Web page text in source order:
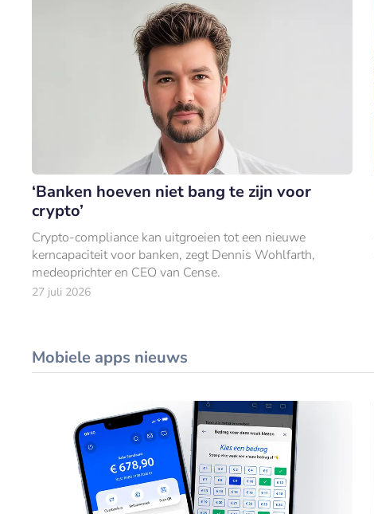
‘Banken hoeven niet bang te zijn voor
crypto’
Crypto-compliance kan uitgroeien tot een nieuwe
kerncapaciteit voor banken, zegt Dennis Wohlfarth,
medeoprichter en CEO van Cense.
27 juli 2026
Mobiele apps nieuws